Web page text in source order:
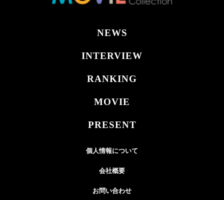
NEWS
INTERVIEW
RANKING
MOVIE
PRESENT
個人情報について
会社概要
お問い合わせ